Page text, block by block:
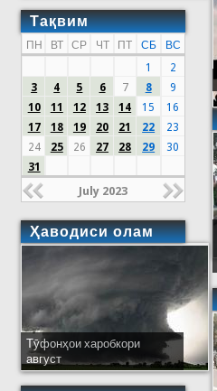
Тақвим
ПН ВТ СР ЧТ ПТ СБ
ВС
1
2
3
4 5 6 7 8
9
10
11 12 13 14 15
16
17
18 19 20 21 22
23
24
25 26 27 28 29
30
31
July 2023
Ҳаводиси олам
Тӯфонҳои харобкори
август